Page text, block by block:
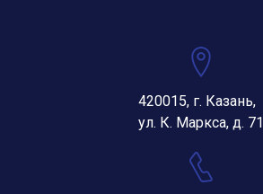
420015, г. Казань,
ул. К. Маркса, д. 71